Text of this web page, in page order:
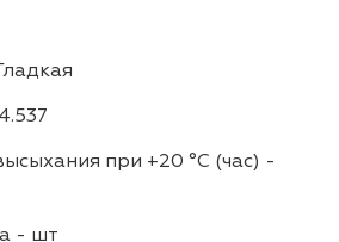
4.537
при +20 °С (час) -
- шт